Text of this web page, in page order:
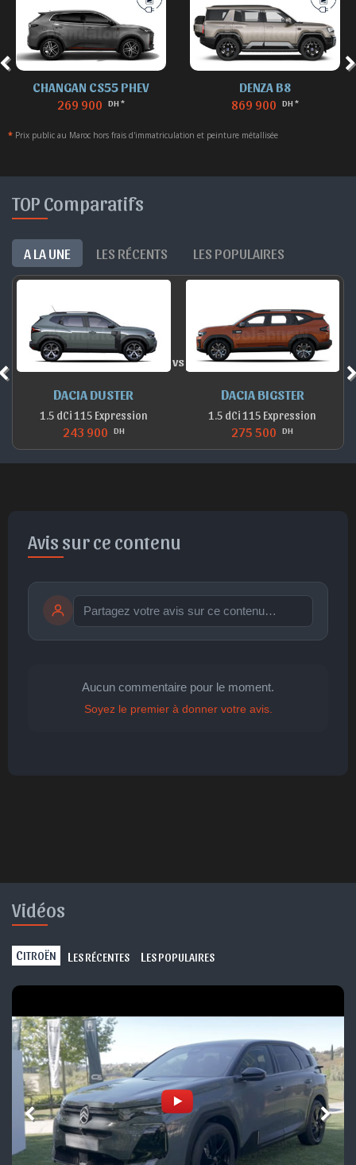
CHANGAN CS55 PHEV
269 900 DH *
DENZA B8
869 900 DH *
* Prix public au Maroc hors frais d'immatriculation et peinture métallisée
TOP Comparatifs
A LA UNE LES RÉCENTS LES POPULAIRES
DACIA DUSTER
1.5 dCi 115 Expression
243 900 DH
vs
DACIA BIGSTER
1.5 dCi 115 Expression
275 500 DH
Avis sur ce contenu
publication immédiate Publier
Aucun commentaire pour le moment.
Soyez le premier à donner votre avis.
Vidéos
CITROËN L ES RÉCENTES L ES POPULAIRES